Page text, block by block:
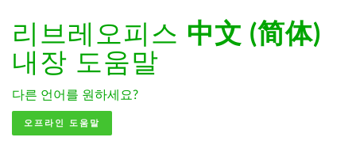
리브레오피스 中文 (简体)
내장 도움말
다른 언어를 원하세요?
오프라인 도움말